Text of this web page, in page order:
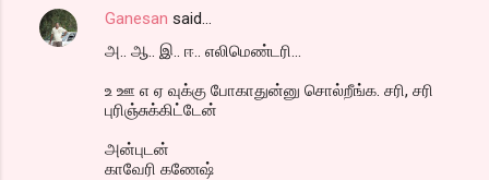
Ganesan said…
அ.. ஆ.. இ.. ஈ.. எலிமெண்டரி...
உ ஊ எ ஏ வுக்கு போகாதுன்னு சொல்றீங்க‌. ச‌ரி, ச‌ரி
புரிஞ்சுக்கிட்டேன்
அன்புடன்
காவேரி கணேஷ்